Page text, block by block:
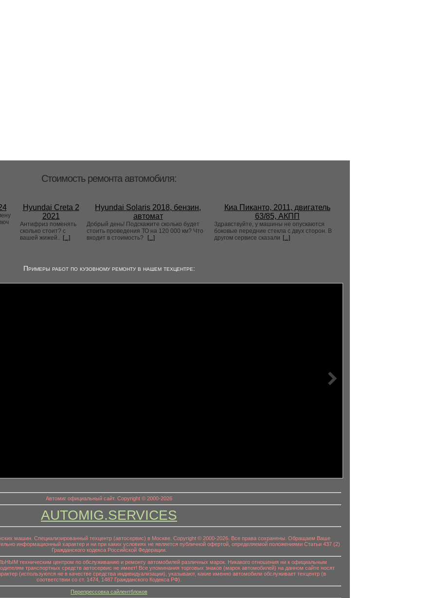
Стоимость ремонта автомобиля:
Hyundai Creta 2
2021
Антифриз поменять
сколько стоит? с
вашей жижей.. [...]
Hyundai Solaris 2018, бензин,
автомат
Добрый день! Подскажите сколько будет
стоить проведения ТО на 120 000 км? Что
входит в стоимость?
[...]
Киа Пиканто, 2011, двигатель
63/85, АКПП
Здравствуйте, у машины не опускаются
боковые передние стекла с двух сторон. В
другом сервисе сказали [...]
Примеры работ по кузовному ремонту в нашем техцентре:
Автомиг официальный сайт. Copyright © 2000-2026
AUTOMIG.SERVICES
машин. Специализированный техцентр (автосервис) в Москве. Copyright © 2000-2026. Все права сохранены. Обращаем Ваше
информационный характер и ни при каких условиях не является публичной офертой, определяемой положениями Статьи 437 (2)
Гражданского кодекса Российской Федерации.
техническим центром по обслуживанию и ремонту автомобилей различных марок. Никакого отношения ни к официальным
транспортных средств автосервис не имеет! Все упоминания торговых знаков (марок автомобилей) на данном сайте носят
(используются не в качестве средства индивидуализации), указывают, какие именно автомобили обслуживает техцентр (в
соответствии со ст. 1474, 1487 Гражданского Кодекса РФ).
Перепрессовка сайлентблоков